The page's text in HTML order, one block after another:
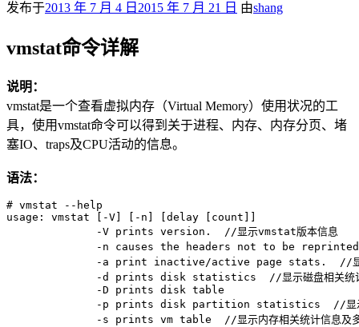
发布于2013 年 7 月 4 日 2015 年 7 月 21 日 由shang
vmstat命令详解
说明：
vmstat是一个查看虚拟内存（Virtual Memory）使用状况的工
具，使用vmstat命令可以得到关于进程、内存、内存分页、堵
塞IO、traps及CPU活动的信息。
语法：
# vmstat --help
usage: vmstat [-V] [-n] [delay [count]]
              -V prints version.  //显示vmstat版本信息
-n causes the headers not to be reprinted
-a print inactive/active page stats.  //显
-d prints disk statistics  //显示磁盘相关统
              -D prints disk table
-p prints disk partition statistics  //显示
-s prints vm table  //显示内存相关统计信息及多